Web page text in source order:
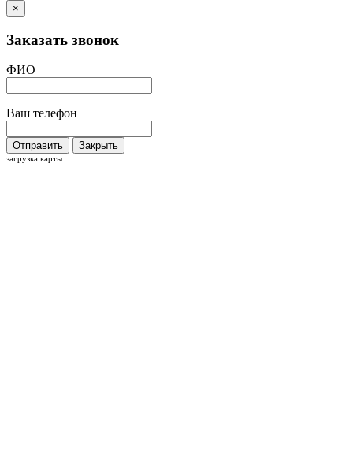
×
Заказать звонок
ФИО
Ваш телефон
Отправить Закрыть
загрузка карты...